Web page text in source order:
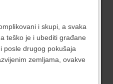
i skupi, a svaka
teško je i ubediti građane
posle drugog pokušaja
zemljama, ovakve